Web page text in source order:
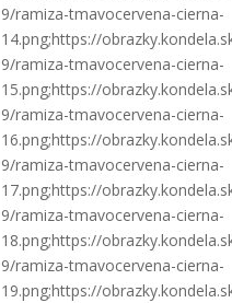
9/ramiza-tmavocervena-cierna-
14.png;https://
9/ramiza-tmavocervena-cierna-
15.png;https://
9/ramiza-tmavocervena-cierna-
16.png;https://
9/ramiza-tmavocervena-cierna-
17.png;https://
9/ramiza-tmavocervena-cierna-
18.png;https://
9/ramiza-tmavocervena-cierna-
19.png;https://